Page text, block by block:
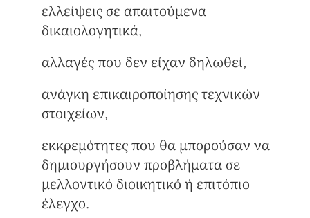
ελλείψεις σε απαιτούμενα
δικαιολογητικά,
αλλαγές που δεν είχαν δηλωθεί,
ανάγκη επικαιροποίησης τεχνικών
στοιχείων,
εκκρεμότητες που θα μπορούσαν να
δημιουργήσουν προβλήματα σε
μελλοντικό διοικητικό ή επιτόπιο
έλεγχο.